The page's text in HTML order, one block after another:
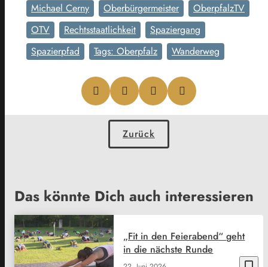
Michael Cerny
Oberbürgermeister
OberpfalzTV
OTV
Rechtsstaatlichkeit
Spaziergang
Spazierpfad
Tags: Oberpfalz Wanderweg
Zurück
Das könnte Dich auch interessieren
„Fit in den Feierabend“ geht
in die nächste Runde